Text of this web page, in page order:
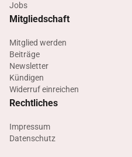
Jobs
Mitgliedschaft
Mitglied werden
Beiträge
Newsletter
Kündigen
Widerruf einreichen
Rechtliches
Impressum
Datenschutz